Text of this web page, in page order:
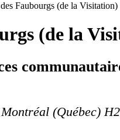
Faubourgs (de la Visitation)
(de la
Montréal (Québec)